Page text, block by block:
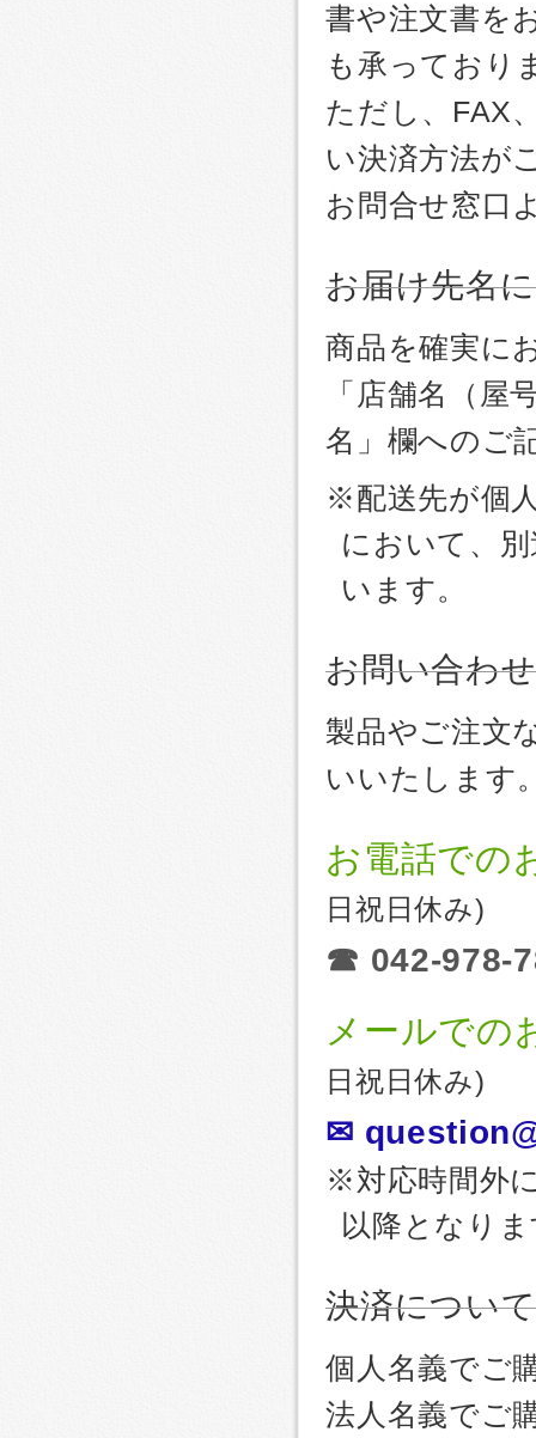
書や注文書を
も承っており
ただし、FAX
い決済方法が
お問合せ窓口
お届け先名
商品を確実に
「店舗名（屋
名」欄へのご
※配送先が個
において、
います。
お問い合わせ
製品やご注文
いいたします
お電話での
日祝日休み)
☎ 042-978-
メールでの
日祝日休み)
✉
※対応時間外
以降となり
決済について
個人名義でご
法人名義でご